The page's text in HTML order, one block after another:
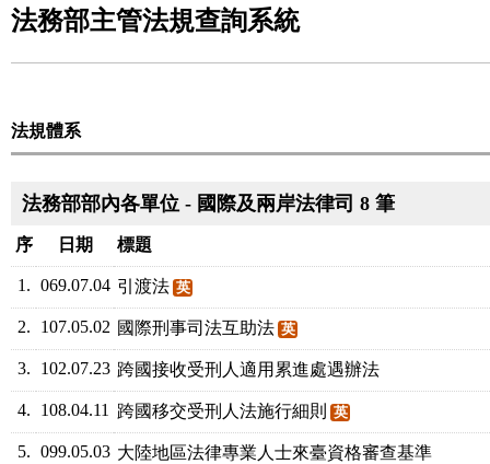
法務部主管法規查詢系統
法規體系
法務部部內各單位 - 國際及兩岸法律司 8 筆
序 日期 標題
1. 069.07.04 引渡法 英
2. 107.05.02 國際刑事司法互助法 英
3. 102.07.23 跨國接收受刑人適用累進處遇辦法
4. 108.04.11 跨國移交受刑人法施行細則 英
5. 099.05.03 大陸地區法律專業人士來臺資格審查基準